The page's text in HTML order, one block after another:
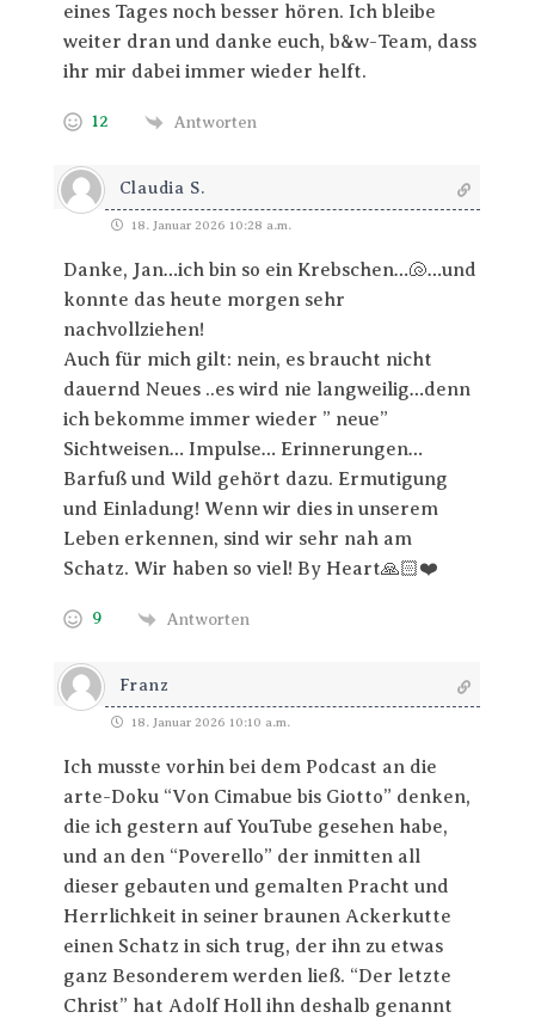
eines Tages noch besser hören. Ich bleibe
weiter dran und danke euch, b&w-Team, dass
ihr mir dabei immer wieder helft.
12 Antworten
Claudia S.
18. Januar 2026 10:28 a.m.
Danke, Jan…ich bin so ein Krebschen…🐚…und
konnte das heute morgen sehr
nachvollziehen!
Auch für mich gilt: nein, es braucht nicht
dauernd Neues ..es wird nie langweilig…denn
ich bekomme immer wieder ” neue”
Sichtweisen… Impulse… Erinnerungen…
Barfuß und Wild gehört dazu. Ermutigung
und Einladung! Wenn wir dies in unserem
Leben erkennen, sind wir sehr nah am
Schatz. Wir haben so viel! By Heart🙏🏻❤️
9 Antworten
Franz
18. Januar 2026 10:10 a.m.
Ich musste vorhin bei dem Podcast an die
arte-Doku “Von Cimabue bis Giotto” denken,
die ich gestern auf YouTube gesehen habe,
und an den “Poverello” der inmitten all
dieser gebauten und gemalten Pracht und
Herrlichkeit in seiner braunen Ackerkutte
einen Schatz in sich trug, der ihn zu etwas
ganz Besonderem werden ließ. “Der letzte
Christ” hat Adolf Holl ihn deshalb genannt